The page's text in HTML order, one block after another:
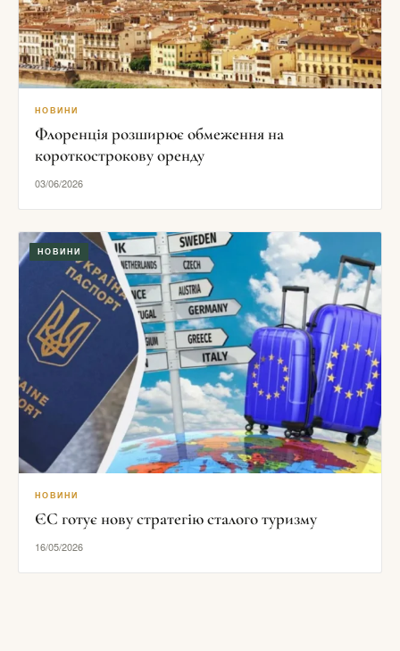
НОВИНИ
Флоренція розширює обмеження на
короткострокову оренду
03/06/2026
НОВИНИ
НОВИНИ
ЄС готує нову стратегію сталого туризму
16/05/2026